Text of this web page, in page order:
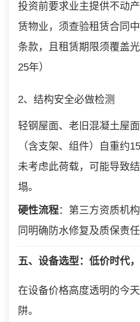
投资前要求业主提供不动
赁物业，须查验租赁合同
条款，且租赁期限须覆盖
25年）
2、结构安全必做检测
轻钢屋面、老旧混凝土屋
（含支架、组件）自重约
未考虑此荷载，可能导致
塌。
硬性流程：第三方资质机
同明确防水修复及质保责任
五、设备选型：低价时代
在设备价格高度透明的今
阱。